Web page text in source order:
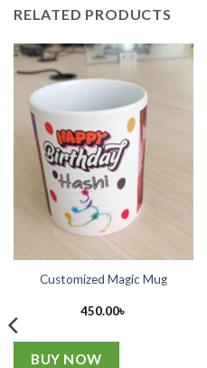
RELATED PRODUCTS
Customized Magic Mug
450.00৳
BUY NOW